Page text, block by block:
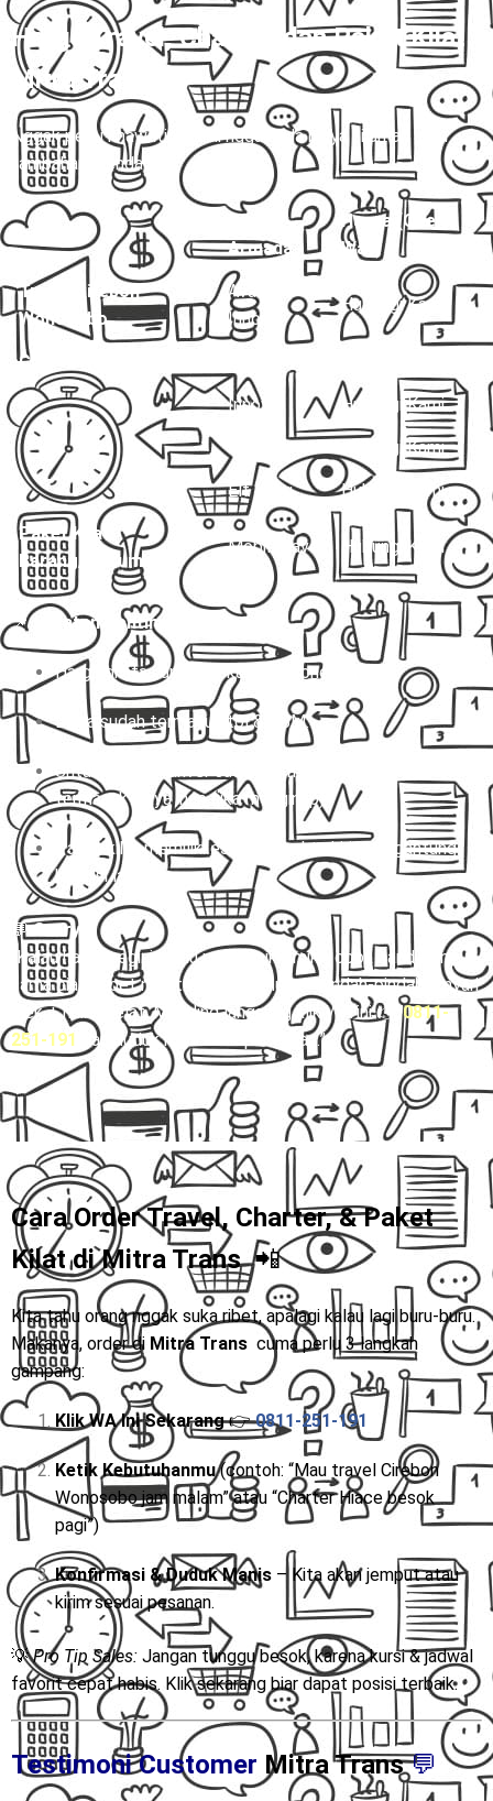
Harga Travel, Charter, dan Paket Kilat
Mitra Trans
💰
Nggak perlu khawatir, di sini nggak ada biaya siluman atau
tambahan mendadak.
Layanan
Jenis
Armada
Harga (One
Way)
Travel Cirebon –
Wonosobo
Avanza /
Innova
Hubungi Kami
Charter Mobil Drop Off
Innova Hubungi Kami
Hiace Hubungi Kami
Elf Long Hubungi Kami
Paket Kilat
Barang/Dokumen
Mobil Travel Hubungi Kami
📌 Catatan Penting:
Harga di atas untuk sekali jalan (one way).
Biaya sudah termasuk tol & BBM.
Untuk charter, driver sudah termasuk, tapi belum
termasuk biaya inap (jika menginap).
Paket kilat memiliki estimasi waktu kirim tergantung
kondisi lalu lintas.
💬Story:
“Kalau harga segini kamu masih mikir-mikir, coba bandingin
sama biaya ribet naik transport umum + pindah-pindah + nyari
ojek + risiko telat. Mending langsung klik WA ini 👉
0811-
251-191
dan duduk manis sampai tujuan.”
Cara Order Travel, Charter, & Paket
Kilat diMitra Trans📲
Kita tahu orang nggak suka ribet, apalagi kalau lagi buru-buru.
Makanya, order di Mitra Trans cuma perlu 3 langkah
gampang:
Klik WA Ini Sekarang👉0811-251-191
Ketik Kebutuhanmu(contoh: “Mau travel Cirebon
Wonosobo jam malam” atau “Charter Hiace besok
pagi”)
Konfirmasi & Duduk Manis – Kita akan jemput atau
kirim sesuai pesanan.
💡Pro Tip Sales: Jangan tunggu besok, karena kursi & jadwal
favorit cepat habis. Klik sekarang biar dapat posisi terbaik.
Testimoni Customer Mitra Trans💬